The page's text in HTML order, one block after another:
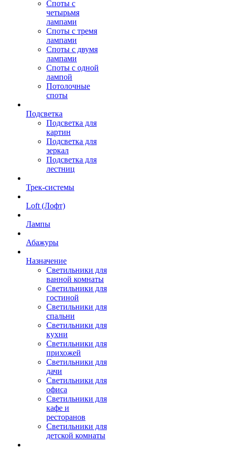
Споты с
четырьмя
лампами
Споты с тремя
лампами
Споты с двумя
лампами
Споты с одной
лампой
Потолочные
споты
Подсветка
Подсветка для
картин
Подсветка для
зеркал
Подсветка для
лестниц
Трек-системы
Loft (Лофт)
Лампы
Абажуры
Назначение
Светильники для
ванной комнаты
Светильники для
гостиной
Светильники для
спальни
Светильники для
кухни
Светильники для
прихожей
Светильники для
дачи
Светильники для
офиса
Светильники для
кафе и
ресторанов
Светильники для
детской комнаты